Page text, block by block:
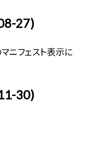
27)
ニフェスト表示に
30)